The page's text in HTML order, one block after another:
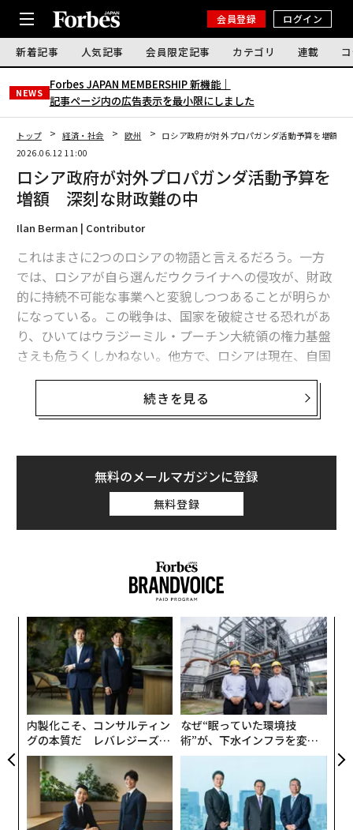
会員登録 ログイン
新着記事 人気記事 会員限定記事 カテゴリ 連載
NEWS
Forbes JAPAN MEMBERSHIP 新機能｜
記事ページ内の広告表示を最小限にしました
トップ 経済・社会 欧州
ロシア政府が対外プロパガンダ活動予算を増額
2026.06.12 11:00
ロシア政府が対外プロパガンダ活動予算を
増額 深刻な財政難の中
Ilan Berman | Contributor
これはまさに2つのロシアの物語と言えるだろう。一方
では、ロシアが自ら選んだウクライナへの侵攻が、財政
的に持続不可能な事業へと変貌しつつあることが明らか
になっている。この戦争は、国家を破綻させる恐れがあ
り、ひいてはウラジーミル・プーチン大統領の権力基盤
さえも危うくしかねない。他方で、ロシアは現在、自国
の「穏やかな側面」を強調し、だまされやすい西側の
人々を引きつけ、国際的な議論の枠組みを再構築するた
めの大規模なプロパガンダ攻勢を展開している。そし
その関連性を理解するには、まずロシア経済から見てい
く必要がある。国内では、長年にわたる西側諸国による
制裁と経済的圧力を受け、ロシア大統領府（クレムリ
ン）は深刻な財政的逆風にさらされている。ロシア財務
続不可能な水準に達していると警告し、国防費の削減を
提案していると伝えられている。
財務省や中央銀行が懸念を抱くのも無理はない。過去数
年間、クレムリンは拡大する欧米の制裁に対応するた
め、経済を軍事関連生産に大きく依存する構造へと転換
し、その後、戦争支出を増額してこれらの産業に資本を
投入してきた。
続きを見る
無料のメールマガジンに登録
無料登録
内製化こそ、コンサルティン
グの本質だ レバレジーズが
実践する、次世代ファームの
全貌
なぜ“眠っていた環境技
術”が、下水インフラを変え
たのか──産総研×月島JFE
アクアソリューションの10年